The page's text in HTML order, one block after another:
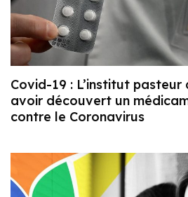
Covid-19 : L’institut pasteur
avoir découvert un
contre le Coronavirus